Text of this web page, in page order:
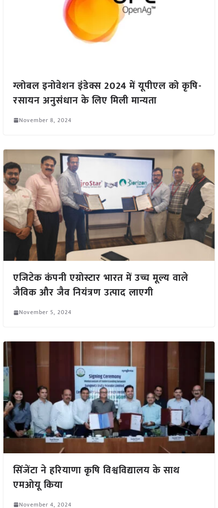
ग्लोबल इनोवेशन इंडेक्स 2024 में यूपीएल को कृषि-
रसायन अनुसंधान के लिए मिली मान्यता
November 8, 2024
एजिटेक कंपनी एग्रोस्टार भारत में उच्च मूल्य वाले
जैविक और जैव नियंत्रण उत्पाद लाएगी
November 5, 2024
सिंजेंटा ने हरियाणा कृषि विश्वविद्यालय के साथ
एमओयू किया
November 4, 2024